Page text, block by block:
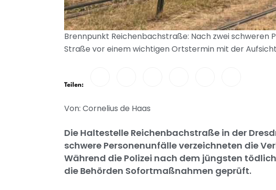
Brennpunkt Reichenbachstraße: Nach zwei
Straße vor einem wichtigen Ortstermin mit der
Teilen:
Von: Cornelius de Haas
Die Haltestelle Reichenbachstraße in der
schwere Personenunfälle verzeichneten die
Während die Polizei nach dem jüngsten
die Behörden Sofortmaßnahmen geprüft.